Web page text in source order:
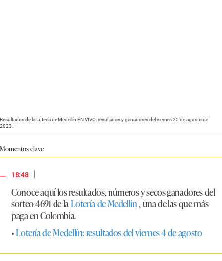
Resultados de la Lotería de Medellín EN VIVO: resultados y ganadores del viernes 25 de agosto de
2023.
Momentos clave
18:48
|
Conoce aquí los resultados, números y secos ganadores del
sorteo 4691 de laLotería de Medellín, una de las que más
paga en Colombia.
•Lotería de Medellín: resultados del viernes 4 de agosto